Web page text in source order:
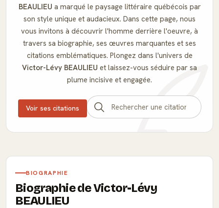
BEAULIEU a marqué le paysage littéraire québécois par
son style unique et audacieux. Dans cette page, nous
vous invitons à découvrir l'homme derrière l'oeuvre, à
travers sa biographie, ses œuvres marquantes et ses
citations emblématiques. Plongez dans l'univers de
Victor-Lévy BEAULIEU et laissez-vous séduire par sa
plume incisive et engagée.
Voir ses citations
BIOGRAPHIE
Biographie de Victor-Lévy
BEAULIEU